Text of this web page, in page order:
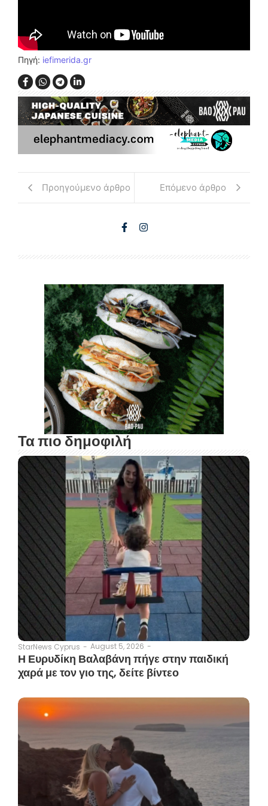
Πηγή: iefimerida.gr
Προηγούμενο άρθρο Επόμενο άρθρο
Τα πιο δημοφιλή
StarNews Cyprus - August 5, 2026 -
Η Ευρυδίκη Βαλαβάνη πήγε στην παιδική
χαρά με τον γιο της, δείτε βίντεο